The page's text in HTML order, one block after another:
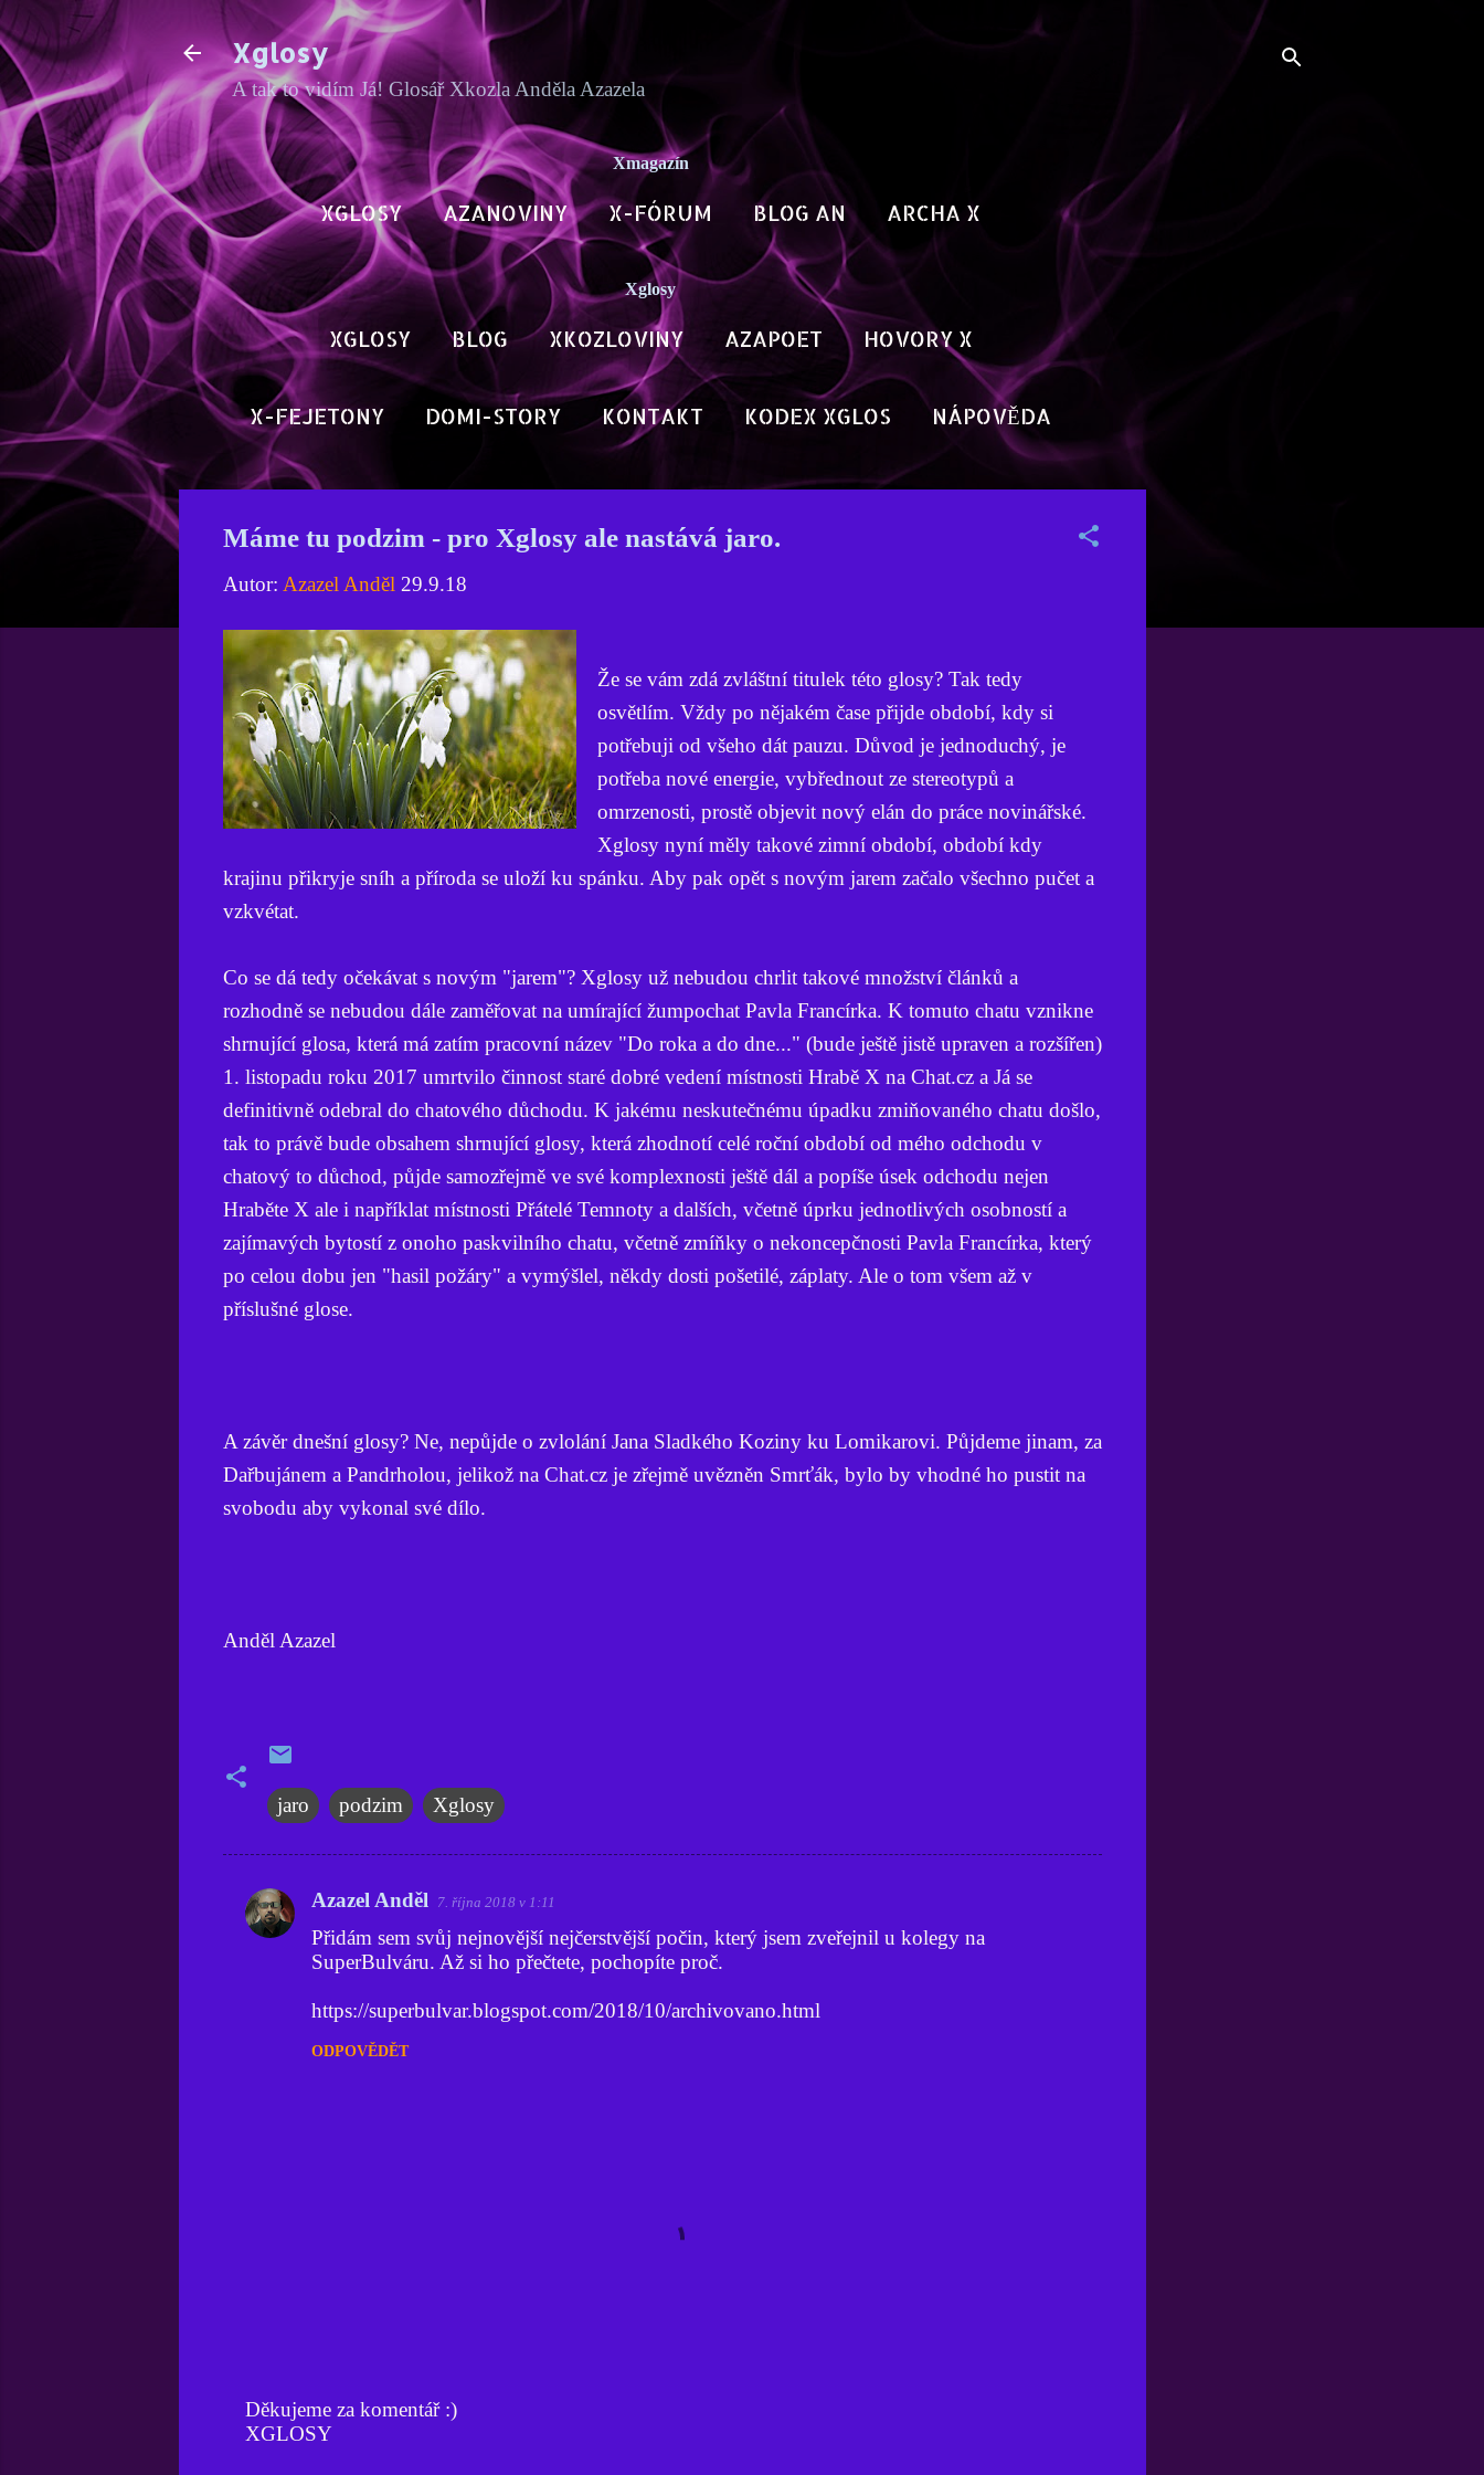
Xglosy
A tak to vidím Já! Glosář Xkozla Anděla Azazela
Xmagazín
XGLOSY AZANOVINY X-FÓRUM BLOG AN ARCHA X
Xglosy
XGLOSY BLOG XKOZLOVINY AZAPOET HOVORY X
X-FEJETONY DOMI-STORY KONTAKT KODEX XGLOS NÁPOVĚDA
Máme tu podzim - pro Xglosy ale nastává jaro.
Autor: Azazel Anděl 29.9.18
Že se vám zdá zvláštní titulek této glosy? Tak tedy
osvětlím. Vždy po nějakém čase přijde období, kdy si
potřebuji od všeho dát pauzu. Důvod je jednoduchý, je
potřeba nové energie, vybřednout ze stereotypů a
omrzenosti, prostě objevit nový elán do práce novinářské.
Xglosy nyní měly takové zimní období, období kdy
krajinu přikryje sníh a příroda se uloží ku spánku. Aby pak opět s novým jarem začalo všechno pučet a
vzkvétat.
Co se dá tedy očekávat s novým "jarem"? Xglosy už nebudou chrlit takové množství článků a
rozhodně se nebudou dále zaměřovat na umírající žumpochat Pavla Francírka. K tomuto chatu vznikne
shrnující glosa, která má zatím pracovní název "Do roka a do dne..." (bude ještě jistě upraven a rozšířen)
1. listopadu roku 2017 umrtvilo činnost staré dobré vedení místnosti Hrabě X na Chat.cz a Já se
definitivně odebral do chatového důchodu. K jakému neskutečnému úpadku zmiňovaného chatu došlo,
tak to právě bude obsahem shrnující glosy, která zhodnotí celé roční období od mého odchodu v
chatový to důchod, půjde samozřejmě ve své komplexnosti ještě dál a popíše úsek odchodu nejen
Hraběte X ale i napříklat místnosti Přátelé Temnoty a dalších, včetně úprku jednotlivých osobností a
zajímavých bytostí z onoho paskvilního chatu, včetně zmíňky o nekoncepčnosti Pavla Francírka, který
po celou dobu jen "hasil požáry" a vymýšlel, někdy dosti pošetilé, záplaty. Ale o tom všem až v
příslušné glose.
A závěr dnešní glosy? Ne, nepůjde o zvlolání Jana Sladkého Koziny ku Lomikarovi. Půjdeme jinam, za
Dařbujánem a Pandrholou, jelikož na Chat.cz je zřejmě uvězněn Smrťák, bylo by vhodné ho pustit na
svobodu aby vykonal své dílo.
Anděl Azazel
jaro podzim Xglosy
K
Azazel Anděl 7. října 2018 v 1:11
Přidám sem svůj nejnovější nejčerstvější počin, který jsem zveřejnil u kolegy na
SuperBulváru. Až si ho přečtete, pochopíte proč.
https://superbulvar.blogspot.com/2018/10/archivovano.html
ODPOVĚDĚT
O
Děkujeme za komentář :)
XGLOSY